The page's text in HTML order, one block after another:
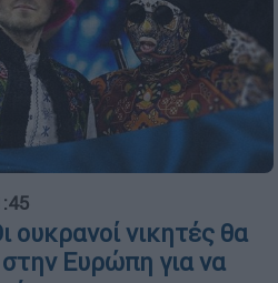
ουκρανοί νικητές θα
Ευρώπη για να